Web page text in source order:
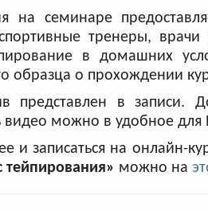
на семинаре
тренеры,
в домашних
образца о прохождении
представлен в записи.
видео можно в удобное для
и записаться на онлайн-
тейпирования» можно на